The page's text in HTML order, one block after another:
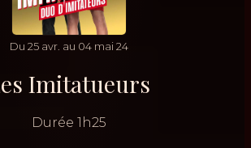
Du 25 avr. au 04 mai 24
Imitatueurs
Durée 1h25